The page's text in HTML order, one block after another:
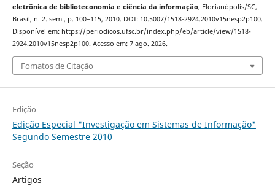
eletrônica de biblioteconomia e ciência da informação, Florianópolis/SC,
Brasil, n. 2. sem., p. 100–115, 2010. DOI: 10.5007/1518-2924.2010v15nesp2p100.
Disponível em: https://periodicos.ufsc.br/index.php/eb/article/view/1518-
2924.2010v15nesp2p100. Acesso em: 7 ago. 2026.
Fomatos de Citação
Edição
Edição Especial "Investigação em Sistemas de Informação"
Segundo Semestre 2010
Seção
Artigos